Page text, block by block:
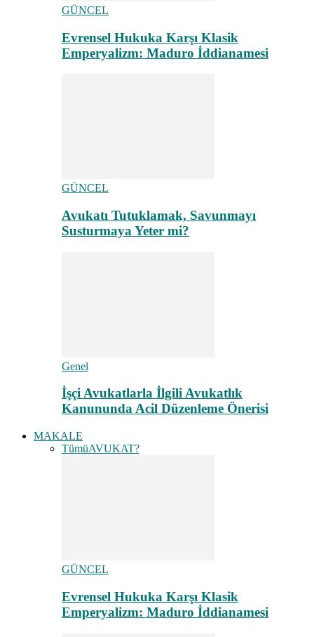
GÜNCEL
Evrensel Hukuka Karşı Klasik
Emperyalizm: Maduro İddianamesi
GÜNCEL
Avukatı Tutuklamak, Savunmayı
Susturmaya Yeter mi?
Genel
İşçi Avukatlarla İlgili Avukatlık
Kanununda Acil Düzenleme Önerisi
MAKALE
TümüAVUKAT?
GÜNCEL
Evrensel Hukuka Karşı Klasik
Emperyalizm: Maduro İddianamesi